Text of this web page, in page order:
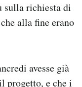
sulla richiesta di
alla fine erano
avesse già
progetto, e che i